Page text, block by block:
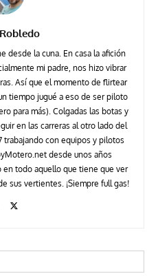
desde la cuna. En casa la afición
mi padre, nos hizo vibrar
Así que el momento de flirtear
tiempo jugué a eso de ser piloto
para más). Colgadas las botas y
en las carreras al otro lado del
con equipos y pilotos
desde unos años
todo aquello que tiene que ver
sus vertientes. ¡Siempre full gas!